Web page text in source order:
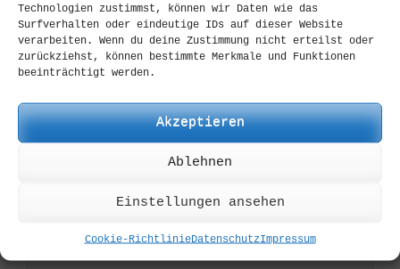
Technologien zustimmst, können wir Daten wie das
Surfverhalten oder eindeutige IDs auf dieser Website
verarbeiten. Wenn du deine Zustimmung nicht erteilst oder
zurückziehst, können bestimmte Merkmale und Funktionen
beeinträchtigt werden.
Akzeptieren
Ablehnen
Einstellungen ansehen
Cookie-RichtlinieDatenschutzImpressum
DIVERSE ,G10,
PERMALINK
Custom Orders:
+49 6104 76 90546